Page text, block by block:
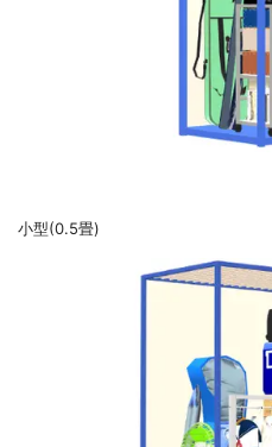
小型(0.5畳)